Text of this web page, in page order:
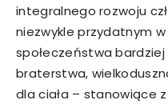
integralnego rozwoju
niezwykle przydatnym
społeczeństwa bardziej
braterstwa,
dla ciała – stanowiące